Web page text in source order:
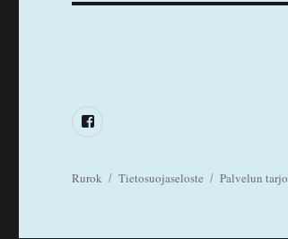
Facebook
Rurok Tietosuojaseloste Palvelun